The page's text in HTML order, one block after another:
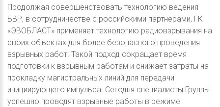
Продолжая совершенствовать технологию ведения
БВР, в сотрудничестве с российскими партнерами, ГК
«ЭВОБЛАСТ» применяет технологию радиовзрывания на
своих объектах для более безопасного проведения
взрывных работ. Такой подход сокращает время
подготовки к взрывным работам и снижает затраты на
прокладку магистральных линий для передачи
инициирующего импульса. Сегодня специалисты Группы
успешно проводят взрывные работы в режиме